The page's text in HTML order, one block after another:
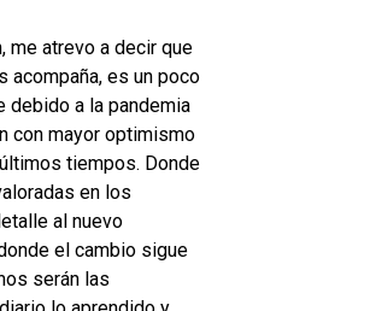
me atrevo a decir que
acompaña, es un poco
debido a la pandemia
con mayor optimismo
tiempos. Donde
en los
al nuevo
el cambio sigue
serán las